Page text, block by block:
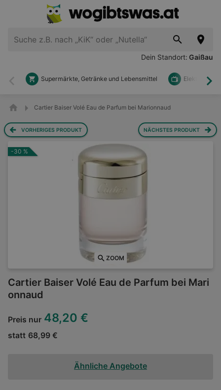
Dein Standort: Gaißau
Zurück
Supermärkte, Getränke und Lebensmittel Elektronik
Cartier Baiser Volé Eau de Parfum bei Marionnaud
VORHERIGES PRODUKT NÄCHSTES PRODUKT
ZOOM
-30 %
Cartier Baiser Volé Eau de Parfum bei Mari
onnaud
Preis nur 48,20 €
statt 68,99 €
Ähnliche Angebote